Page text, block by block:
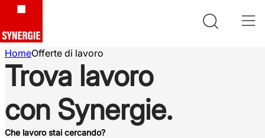
HomeOfferte di lavoro
Trova lavoro
con Synergie.
Che lavoro stai cercando?